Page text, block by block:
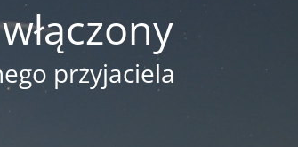
przyjaciela